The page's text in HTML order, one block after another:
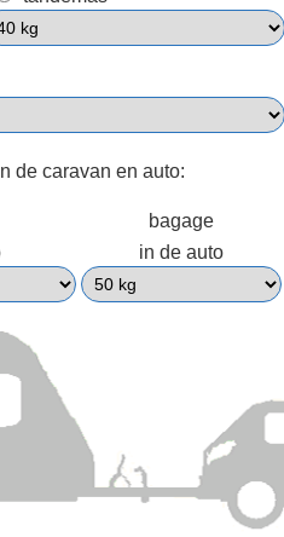
de caravan en auto:
bagage
in de auto